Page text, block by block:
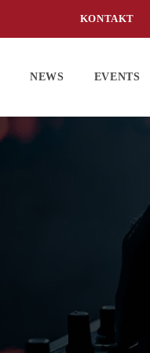
KONTAKT
NEWS EVENTS